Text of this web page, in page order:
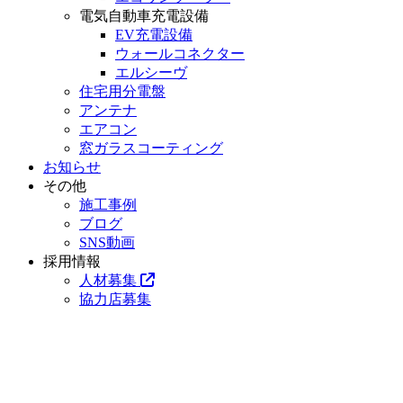
電気自動車充電設備
EV充電設備
ウォールコネクター
エルシーヴ
住宅用分電盤
アンテナ
エアコン
窓ガラスコーティング
お知らせ
その他
施工事例
ブログ
SNS動画
採用情報
人材募集
協力店募集